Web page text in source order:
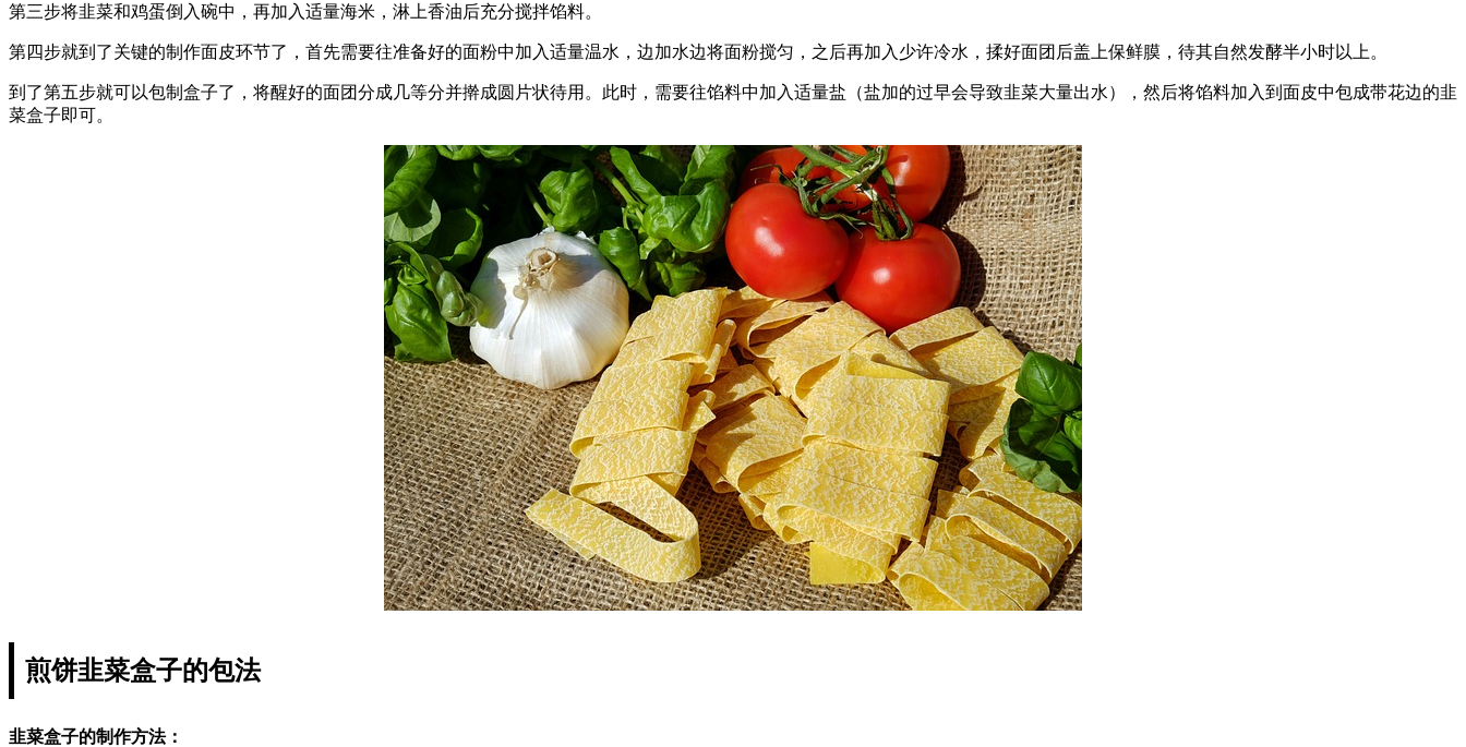
第三步将韭菜和鸡蛋倒入碗中，再加入适量海米，淋上香油后充分搅拌馅料。
第四步就到了关键的制作面皮环节了，首先需要往准备好的面粉中加入适量温水，边加水边将面粉搅匀，之后再加入少许冷水，揉好面团后盖上保鲜膜，待其自然发酵半小时以上。
到了第五步就可以包制盒子了，将醒好的面团分成几等分并擀成圆片状待用。此时，需要往馅料中加入适量盐（盐加的过早会导致韭菜大量出水），然后将馅料加入到面皮中包成带花边的韭
菜盒子即可。
煎饼韭菜盒子的包法
韭菜盒子的制作方法：